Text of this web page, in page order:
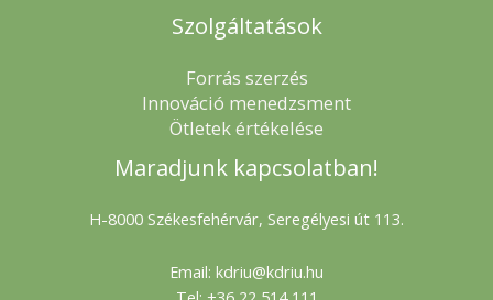
Szolgáltatások
Forrás szerzés
Innováció menedzsment
Ötletek értékelése
Maradjunk kapcsolatban!
H-8000 Székesfehérvár, Seregélyesi út 113.
Email: kdriu@kdriu.hu